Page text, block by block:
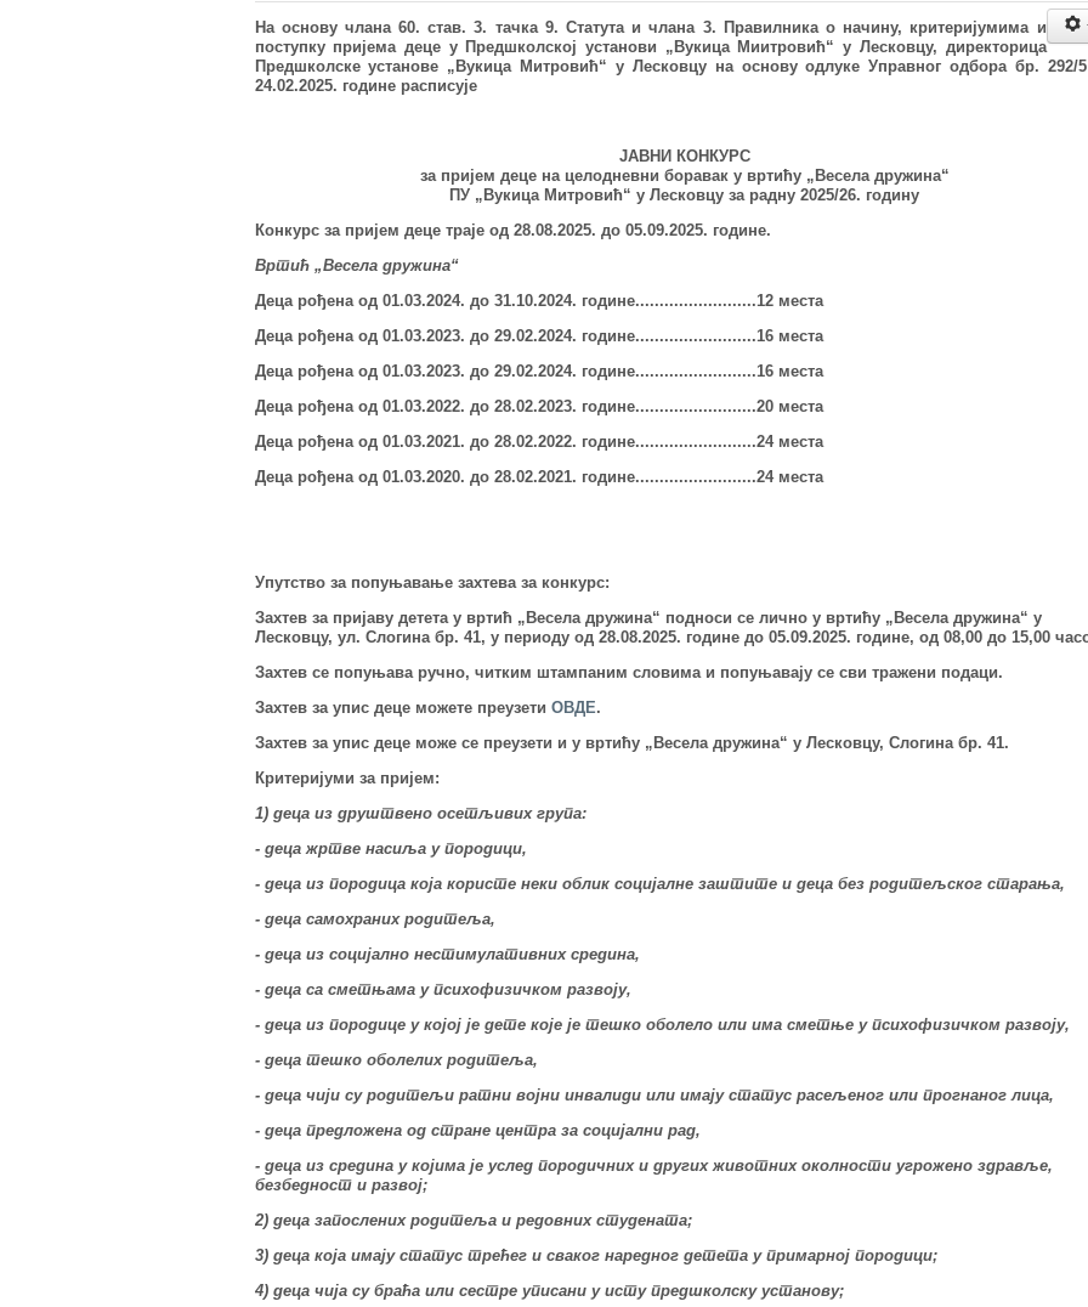
На основу члана 60. став. 3. тачка 9. Статута и члана 3. Правилника о начину, критеријумима и
поступку пријема деце у Предшколској установи „Вукица Миитровић“ у Лесковцу, директорица
Предшколске установе „ Вукица Митровић“ у Лесковцу на основу одлуке Управног одбора бр. 292/
24.02.2025. године расписује
ЈАВНИ КОНКУРС
за пријем деце на целодневни боравак увртићу „Весела дружина“
ПУ „Вукица Митровић“ у Лесковцу за радну 2025/26. годину
Конкурс за пријем деце траје од 28.08.2025. до 05.09.2025. године.
Вртић „Весела дружина“
Деца рођена од 01.03.2024. до 31.10.2024. године.........................12 места
Деца рођена од 01.03.2023. до 29.02.2024. године.........................16 места
Деца рођена од 01.03.2023. до 29.02.2024. године.........................16 места
Деца рођена од 01.03.2022. до 28.02.2023. године.........................20 места
Деца рођена од 01.03.2021. до 28.02.2022. године.........................24 места
Деца рођена од 01.03.2020. до 28.02.2021. године.........................24 места
Упутство за попуњавање захтева за конкурс:
Захтев за пријаву детета у вртић „Весела дружина“ подноси селично у вртићу „Весела дружина“ у
Лесковцу, ул. Слогина бр. 41, у периоду од 28.08.2025. године до 05.09.2025. године, од 08,00 до 15,00
Захтев се попуњава ручно, читким штампаним словима и попуњавају се сви тражени подаци.
Захтев заупис деце можете преузети ОВДЕ.
Захтев за упис деце може се преузети и у вртићу „Весела дружина“ у Лесковцу, Слогина бр. 41.
Критеријуми за пријем:
1) деца из друштвено осетљивих група:
- деца жртве насиља у породици,
- деца из породица која користе неки облик социјалне заштите и деца без родитељског старања,
- деца самохраних родитеља,
- деца из социјално нестимулативних средина,
- деца са сметњама у психофизичком развоју,
- деца из породице у којој је дете које је тешко оболело или има сметње у психофизичком развоју,
- деца тешко оболелих родитеља,
- деца чији су родитељи ратни војни инвалиди или имају статус расељеног или прогнаног лица,
- деца предложена од стране центра за социјални рад,
- деца из средина у којима је услед породичних и других животних околности угрожено здравље,
безбедност и развој;
2) деца запослених родитеља и редовних студената;
3) деца која имају статус трећег и сваког наредног детета у примарној породици;
4) деца чија су браћа или сестре уписани у исту предшколску установу;